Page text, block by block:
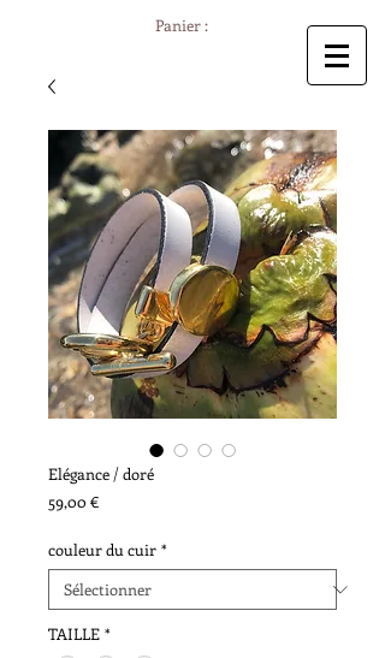
Panier :
Elégance / doré
59,00 €Prix
couleur du cuir *
TAILLE *